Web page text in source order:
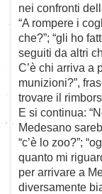
nei confronti
“A rompere i
che?”; “gli ho
seguiti da altri
C’è chi arriva a
munizioni?”,
trovare il
E si continua:
Medesano
“c’è lo zoo?”;
quanto mi
per arrivare a
diversamente